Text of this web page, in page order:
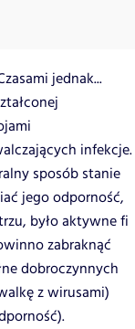
jednak...
infekcje.
sposób stanie
jego odporność,
było aktywne fi
zabraknąć
dobroczynnych
z wirusami)